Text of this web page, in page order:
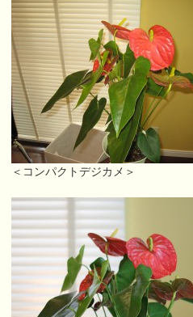
＜コンパクトデジカメ＞